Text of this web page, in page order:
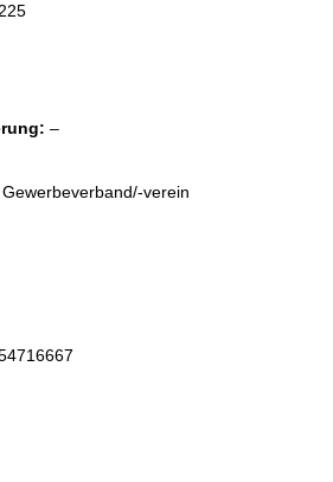
–l
r
verein